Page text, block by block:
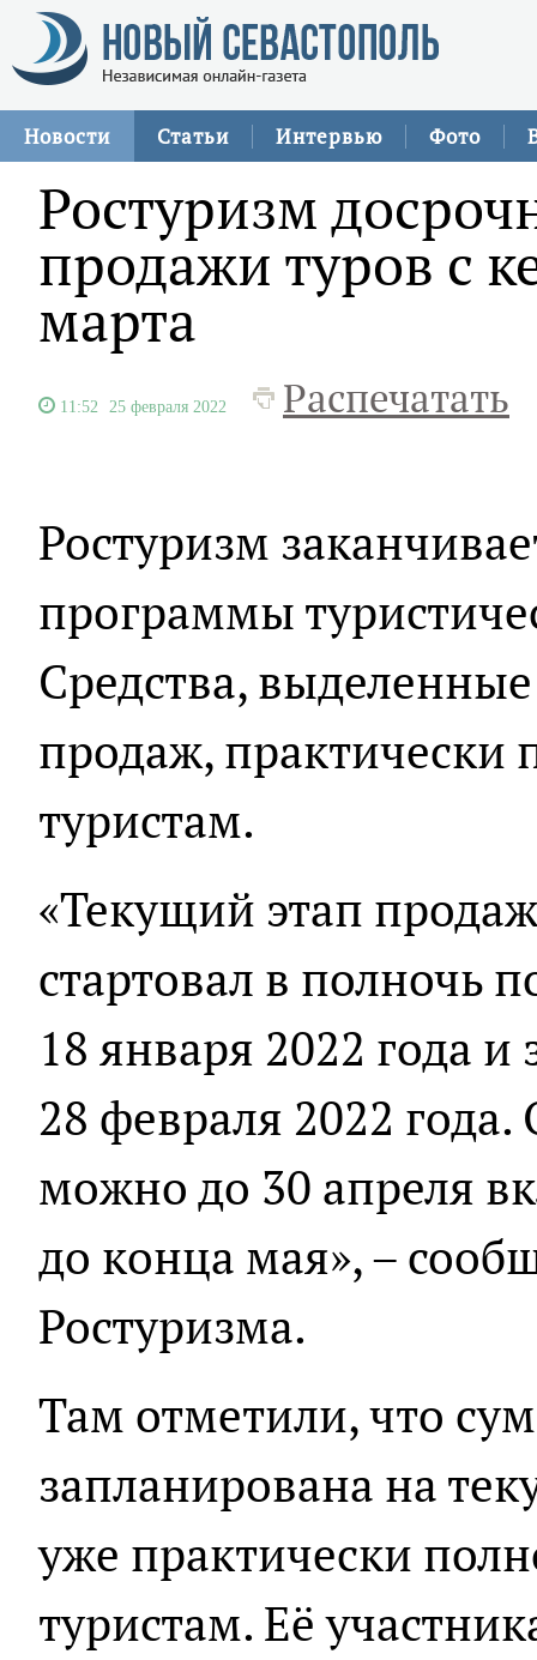
Новости Статьи Интервью Фото
Ростуризм
продажи туров с
марта
11:52 25 февраля 2022 Распечатать
Ростуризм
программы
Средства,
продаж, практически
туристам.
«Текущий этап
стартовал в полночь
18 января 2022 года
28 февраля 2022
можно до 30 апреля
до конца мая», –
Ростуризма.
Там отметили, что
запланирована на
уже практически
туристам. Её